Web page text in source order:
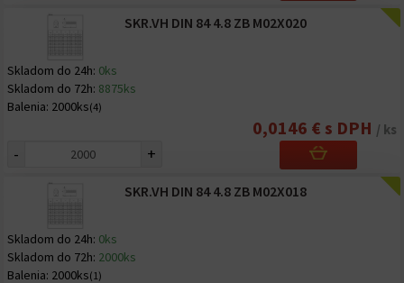
SKR.VH DIN 84 4.8 ZB M02X020
Skladom do 24h: 0ks
Skladom do 72h: 8875ks
Balenia: 2000ks(4)
0,0146 € s DPH / ks
- +
SKR.VH DIN 84 4.8 ZB M02X018
Skladom do 24h: 0ks
Skladom do 72h: 2000ks
Balenia: 2000ks(1)